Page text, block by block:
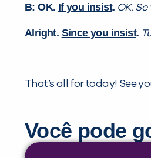
B: OK. If you insist. OK.
Alright. Since you insist.
That’s all for today! See
Você pode